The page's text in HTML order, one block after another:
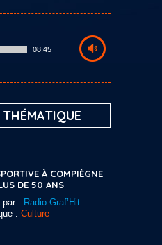
08:45
À COMPIÈGNE
DE 50 ANS
par : Radio Graf’Hit
: Culture